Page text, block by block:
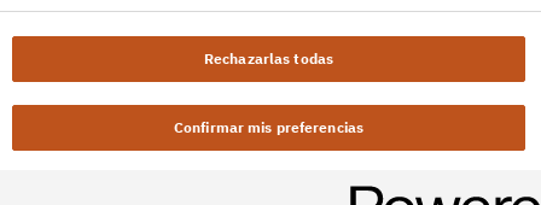
Rechazarlas todas
Confirmar mis preferencias